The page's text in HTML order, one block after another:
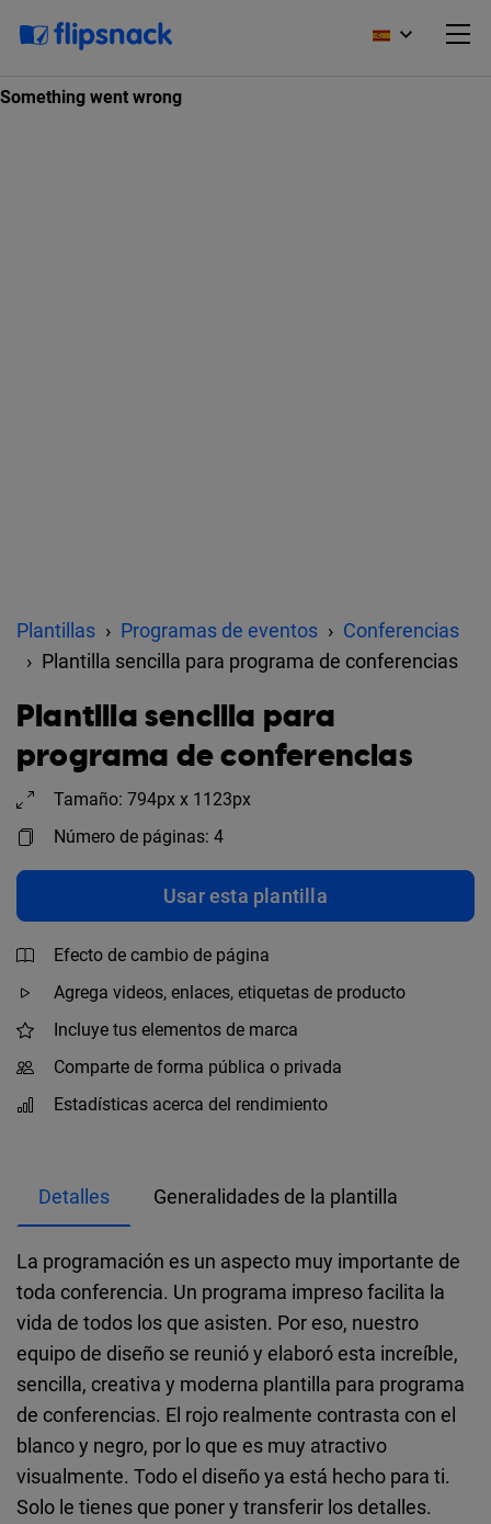
Plantillas Programas de eventos
Conferencias
Plantilla sencilla para programa de conferencias
Plantilla sencilla para
programa de conferencias
Tamaño: 794px x 1123px
Número de páginas: 4
Usar esta plantilla
Efecto de cambio de página
Agrega videos, enlaces, etiquetas de producto
Incluye tus elementos de marca
Comparte de forma pública o privada
Estadísticas acerca del rendimiento
Detalles Generalidades de la plantilla
La programación es un aspecto muy importante de
toda conferencia. Un programa impreso facilita la
vida de todos los que asisten. Por eso, nuestro
equipo de diseño se reunió y elaboró esta increíble,
sencilla, creativa y moderna plantilla para programa
de conferencias. El rojo realmente contrasta con el
blanco y negro, por lo que es muy atractivo
visualmente. Todo el diseño ya está hecho para ti.
Solo le tienes que poner y transferir los detalles.